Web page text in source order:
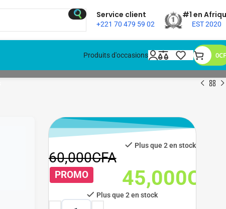
Service client
+221 70 479 59 02
#1 en
EST 2020
Produits d'occasions 0
Plus que 2 en stock
60,000CFA
PROMO 45,000CFA
Plus que 2 en stock